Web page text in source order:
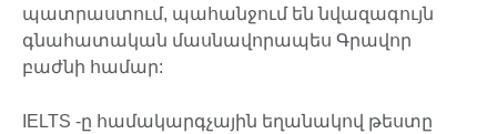
պատրաստում, պահանջում են նվազագույն
գնահատական մասնավորապես Գրավոր
բաժնի համար:
IELTS -ը համակարգչային եղանակով թեստը